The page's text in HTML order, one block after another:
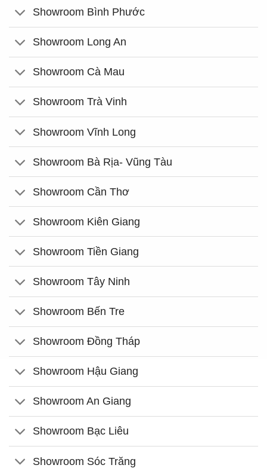
Showroom Bình Phước
Showroom Long An
Showroom Cà Mau
Showroom Trà Vinh
Showroom Vĩnh Long
Showroom Bà Rịa- Vũng Tàu
Showroom Cần Thơ
Showroom Kiên Giang
Showroom Tiền Giang
Showroom Tây Ninh
Showroom Bến Tre
Showroom Đồng Tháp
Showroom Hậu Giang
Showroom An Giang
Showroom Bạc Liêu
Showroom Sóc Trăng